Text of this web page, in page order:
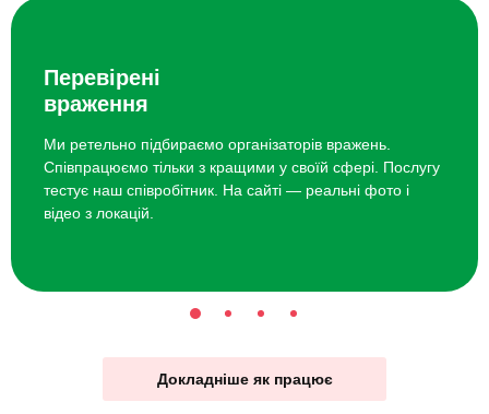
Перевірені
враження
Ми ретельно підбираємо організаторів вражень.
Співпрацюємо тільки з кращими у своїй сфері. Послугу
тестує наш співробітник. На сайті — реальні фото і
відео з локацій.
Докладніше як працює